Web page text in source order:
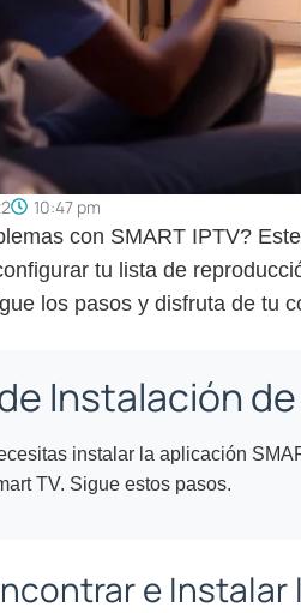
10:47 pm
con SMART IPTV?
tu lista de
los pasos y disfruta de tu
Instalación de
instalar la aplicación
TV. Sigue estos pasos.
e Instalar